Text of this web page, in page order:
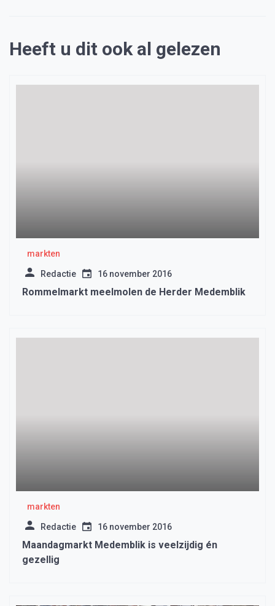
Heeft u dit ook al gelezen
markten
Redactie 16 november 2016
Rommelmarkt meelmolen de Herder Medemblik
markten
Redactie 16 november 2016
Maandagmarkt Medemblik is veelzijdig én
gezellig